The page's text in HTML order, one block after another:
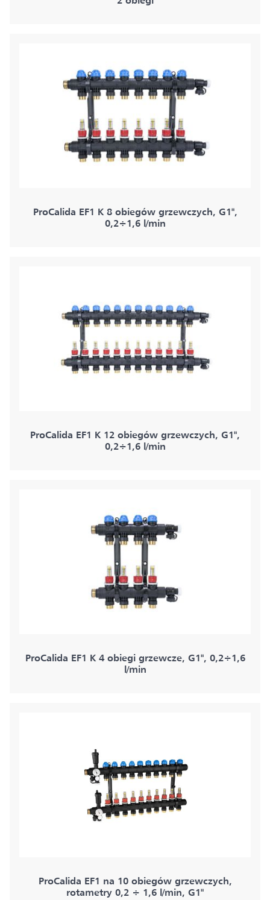
ProCalida EF1 K 8 obiegów grzewczych, G1",
0,2÷1,6 l/min
ProCalida EF1 K 12 obiegów grzewczych, G1",
0,2÷1,6 l/min
ProCalida EF1 K 4 obiegi grzewcze, G1", 0,2÷1,6
l/min
ProCalida EF1 na 10 obiegów grzewczych,
rotametry 0,2 ÷ 1,6 l/min, G1"